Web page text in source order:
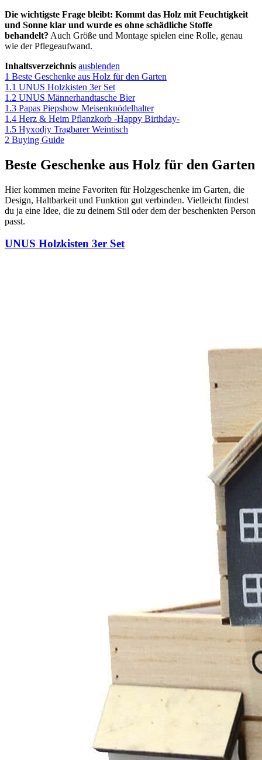
Die wichtigste Frage bleibt: Kommt das Holz mit Feuchtigkeit
und Sonne klar und wurde es ohne schädliche Stoffe
behandelt? Auch Größe und Montage spielen eine Rolle, genau
wie der Pflegeaufwand.
Inhaltsverzeichnis ausblenden
1 Beste Geschenke aus Holz für den Garten
1.1 UNUS Holzkisten 3er Set
1.2 UNUS Männerhandtasche Bier
1.3 Papas Piepshow Meisenknödelhalter
1.4 Herz & Heim Pflanzkorb -Happy Birthday-
1.5 Hyxodjy Tragbarer Weintisch
2 Buying Guide
Beste Geschenke aus Holz für den Garten
Hier kommen meine Favoriten für Holzgeschenke im Garten, die
Design, Haltbarkeit und Funktion gut verbinden. Vielleicht findest
du ja eine Idee, die zu deinem Stil oder dem der beschenkten Person
passt.
UNUS Holzkisten 3er Set